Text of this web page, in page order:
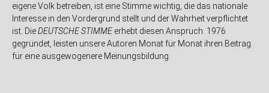
eigene Volk betreiben, ist eine Stimme wichtig, die das nationale
Interesse in den Vordergrund stellt und der Wahrheit verpflichtet
ist. DieDEUTSCHE STIMMEerhebt diesen Anspruch. 1976
gegründet, leisten unsere Autoren Monat für Monat ihren Beitrag
für eine ausgewogenere Meinungsbildung.